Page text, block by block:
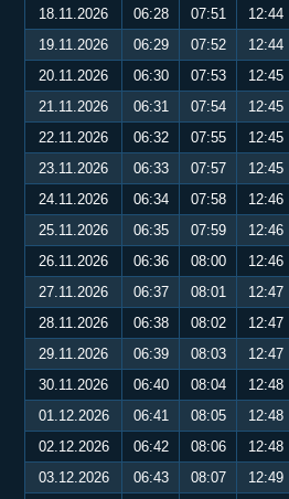
18.11.2026
06:28 07:51 12:44
19.11.2026
06:29 07:52 12:44
20.11.2026
06:30 07:53 12:45
21.11.2026
06:31 07:54 12:45
22.11.2026
06:32 07:55 12:45
23.11.2026
06:33 07:57 12:45
24.11.2026
06:34 07:58 12:46
25.11.2026
06:35 07:59 12:46
26.11.2026
06:36 08:00 12:46
27.11.2026
06:37 08:01 12:47
28.11.2026
06:38 08:02 12:47
29.11.2026
06:39 08:03 12:47
30.11.2026
06:40 08:04 12:48
01.12.2026
06:41 08:05 12:48
02.12.2026
06:42 08:06 12:48
03.12.2026
06:43 08:07 12:49